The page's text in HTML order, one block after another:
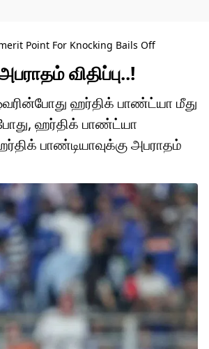
Point For Knocking Bails Off
விதிப்பு..!
ஹர்திக் பாண்ட்யா மீது
​​ஹர்திக் பாண்ட்யா
பாண்டியாவுக்கு அபராதம்